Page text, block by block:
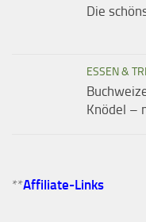
Die
ESSEN &
Knödel –
**Affiliate-Links